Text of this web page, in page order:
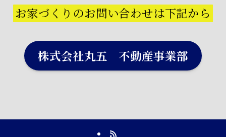
お家づくりのお問い合わせは下記から
株式会社丸五 不動産事業部